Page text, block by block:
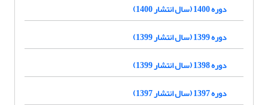
دوره 1400 (سال انتشار 1400)
دوره 1399 (سال انتشار 1399)
دوره 1398 (سال انتشار 1399)
دوره 1397 (سال انتشار 1397)